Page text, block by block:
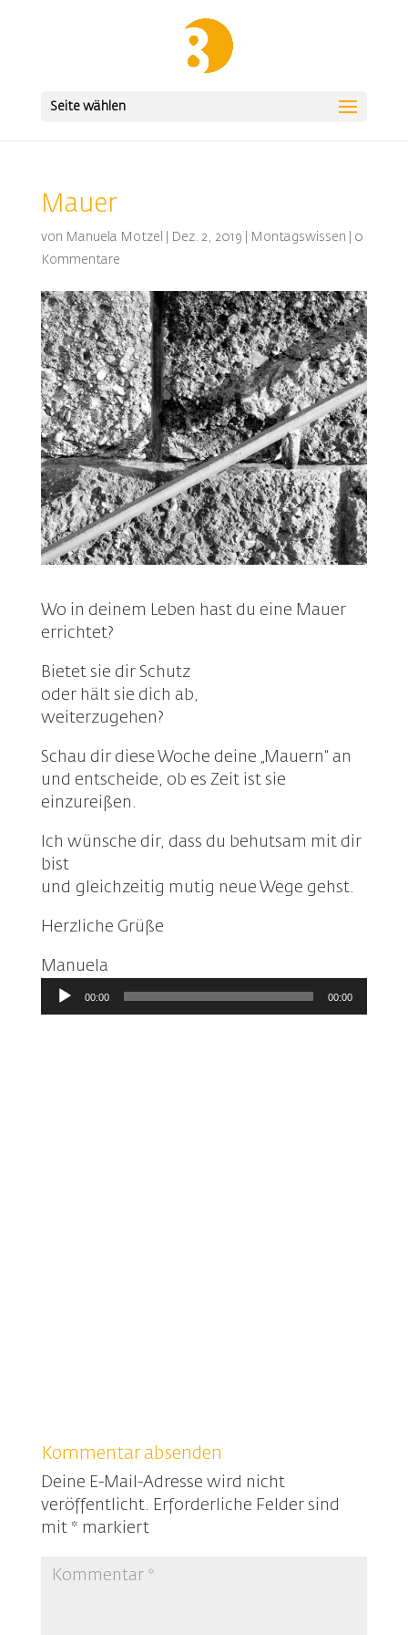
Seite wählen
Mauer
von Manuela Motzel Dez. 2, 2019 Montagswissen
0
Kommentare
Wo in deinem Leben hast du eine Mauer
errichtet?
Bietet sie dir Schutz
oder hält sie dich ab,
weiterzugehen?
Schau dir diese Woche deine „Mauern“ an
und entscheide, ob es Zeit ist sie
einzureißen.
Ich wünsche dir, dass du behutsam mit dir
bist
und gleichzeitig mutig neue Wege gehst.
Herzliche Grüße
Manuela
Audio-
Player
00:00 00:00
Kommentar absenden
Deine E-Mail-Adresse wird nicht
veröffentlicht. Erforderliche Felder sind
mit * markiert